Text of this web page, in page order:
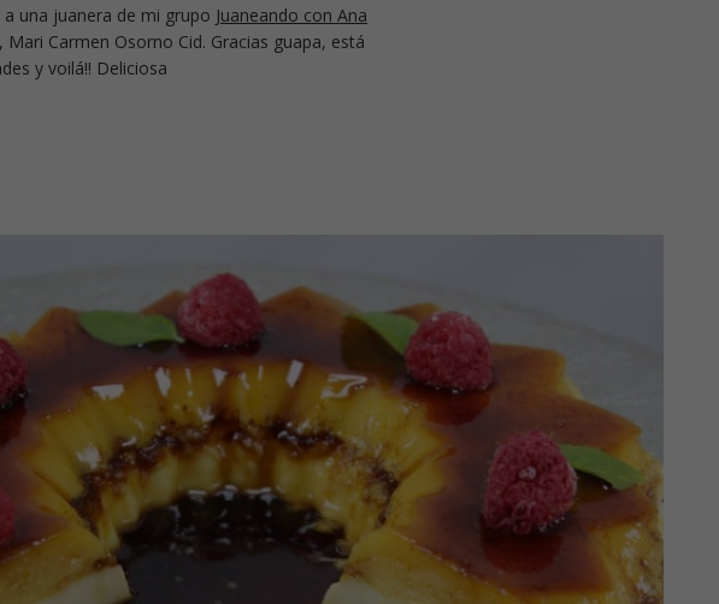
una juanera de mi grupo Juaneando con Ana
Mari Carmen Osorno Cid. Gracias guapa, está
y voilá!! Deliciosa